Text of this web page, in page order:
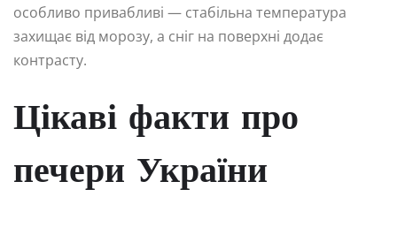
особливо привабливі — стабільна температура
захищає від морозу, а сніг на поверхні додає
контрасту.
Цікаві факти про
печери України